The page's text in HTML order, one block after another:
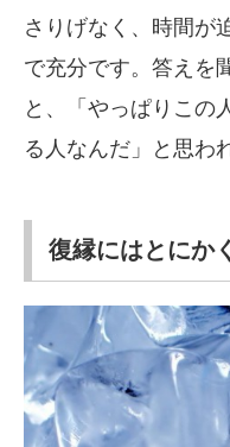
さりげなく、時間が
で充分です。答えを
と、「やっぱりこの
る人なんだ」と思わ
復縁にはとにか